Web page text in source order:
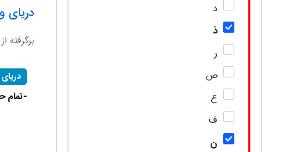
د
ذ
ر
ص
ع
ف
ن
دریای
برگرفته
-تمام